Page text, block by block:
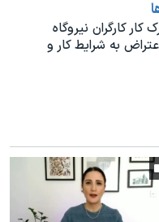
کارگران نیروگاه
به شرایط کار و